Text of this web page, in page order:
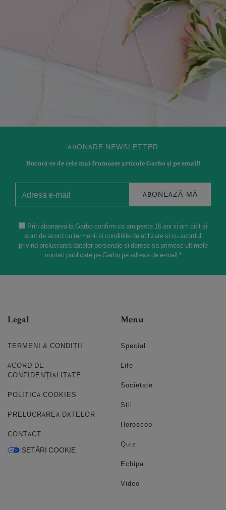
ABONARE NEWSLETTER
Bucură-te de cele mai frumoase articole Garbo și pe email!
ABONEAZĂ-MĂ
Prin abonarea la Garbo confirm ca am peste 16 ani si am citit si
sunt de acord cu termenii si conditiile de utilizare si cu acordul
privind prelucrarea datelor personale si doresc sa primesc ultimele
noutati publicate pe Garbo pe adresa de e-mail *
Legal
TERMENI & CONDIȚII
ACORD DE
CONFIDENȚIALITATE
POLITICA COOKIES
PRELUCRAREA DATELOR
CONTACT
SETĂRI COOKIE
Menu
Special
Life
Societate
Stil
Horoscop
Quiz
Echipa
Video